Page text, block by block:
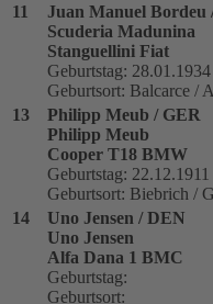
11
Juan Manuel Bordeu
Scuderia Madunina
Stanguellini Fiat
Geburtstag: 28.01.1934
Geburtsort: Balcarce /
13
Philipp Meub / GER
Philipp Meub
Cooper T18 BMW
Geburtstag: 22.12.1911
Geburtsort: Biebrich /
14
Uno Jensen / DEN
Uno Jensen
Alfa Dana 1 BMC
Geburtstag:
Geburtsort: